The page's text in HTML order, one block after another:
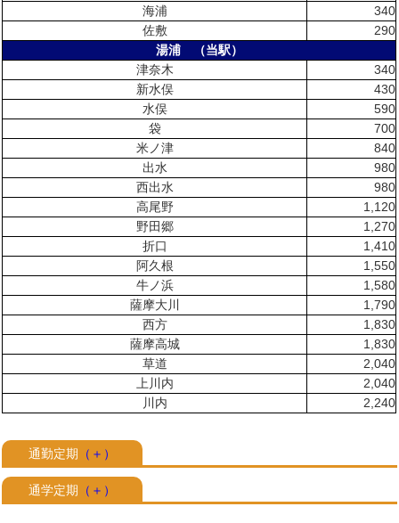
海浦
340
佐敷
290
湯浦 （当駅）
津奈木
340
新水俣
430
水俣
590
袋
700
米ノ津
840
出水
980
西出水
980
高尾野
1,120
野田郷
1,270
折口
1,410
阿久根
1,550
牛ノ浜
1,580
薩摩大川
1,790
西方
1,830
薩摩高城
1,830
草道
2,040
上川内
2,040
川内
2,240
通勤定期 （＋）
通学定期 （＋）